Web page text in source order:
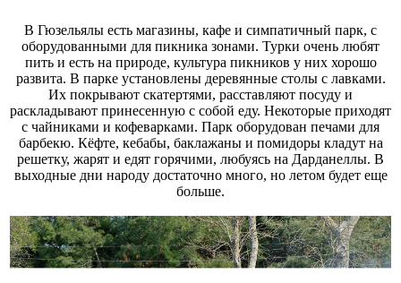
В Гюзельялы есть магазины, кафе и симпатичный парк, с
оборудованными для пикника зонами. Турки очень любят
пить и есть на природе, культура пикников у них хорошо
развита. В парке установлены деревянные столы с лавками.
Их покрывают скатертями, расставляют посуду и
раскладывают принесенную с собой еду. Некоторые приходят
с чайниками и кофеварками. Парк оборудован печами для
барбекю. Кёфте, кебабы, баклажаны и помидоры кладут на
решетку, жарят и едят горячими, любуясь на Дарданеллы. В
выходные дни народу достаточно много, но летом будет еще
больше.